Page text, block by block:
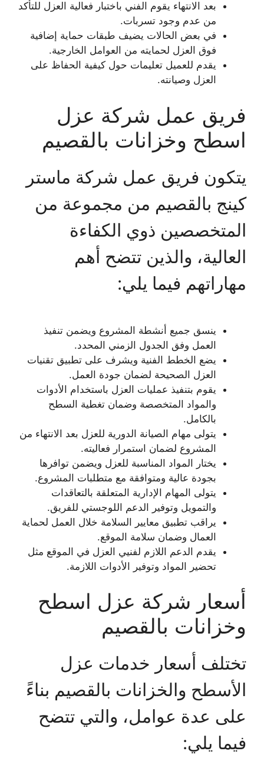
بعد الانتهاء يقوم الفني باختبار فعالية العزل للتأكد
من عدم وجود تسربات.
في بعض الحالات يضيف طبقات حماية إضافية
فوق العزل لحمايته من العوامل الخارجية.
يقدم للعميل تعليمات حول كيفية الحفاظ على
العزل وصيانته.
فريق عمل شركة عزل
اسطح وخزانات بالقصيم
يتكون فريق عمل شركة ماستر
كينج بالقصيم من مجموعة من
المتخصصين ذوي الكفاءة
العالية، والذين تتضح أهم
مهاراتهم فيما يلي:
ينسق جميع أنشطة المشروع ويضمن تنفيذ
العمل وفق الجدول الزمني المحدد.
يضع الخطط الفنية ويشرف على تطبيق تقنيات
العزل الصحيحة لضمان جودة العمل.
يقوم بتنفيذ عمليات العزل باستخدام الأدوات
والمواد المتخصصة وضمان تغطية السطح
بالكامل.
يتولى مهام الصيانة الدورية للعزل بعد الانتهاء من
المشروع لضمان استمرار فعاليته.
يختار المواد المناسبة للعزل ويضمن توافرها
بجودة عالية ومتوافقة مع متطلبات المشروع.
يتولى المهام الإدارية المتعلقة بالتعاقدات
والتمويل وتوفير الدعم اللوجستي للفريق.
يراقب تطبيق معايير السلامة خلال العمل لحماية
العمال وضمان سلامة الموقع.
يقدم الدعم اللازم لفنيي العزل في الموقع مثل
تحضير المواد وتوفير الأدوات اللازمة.
أسعار شركة عزل اسطح
وخزانات بالقصيم
تختلف أسعار خدمات عزل
الأسطح والخزانات بالقصيم بناءً
على عدة عوامل، والتي تتضح
فيما يلي: